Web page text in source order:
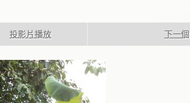
投影片播放 下一個